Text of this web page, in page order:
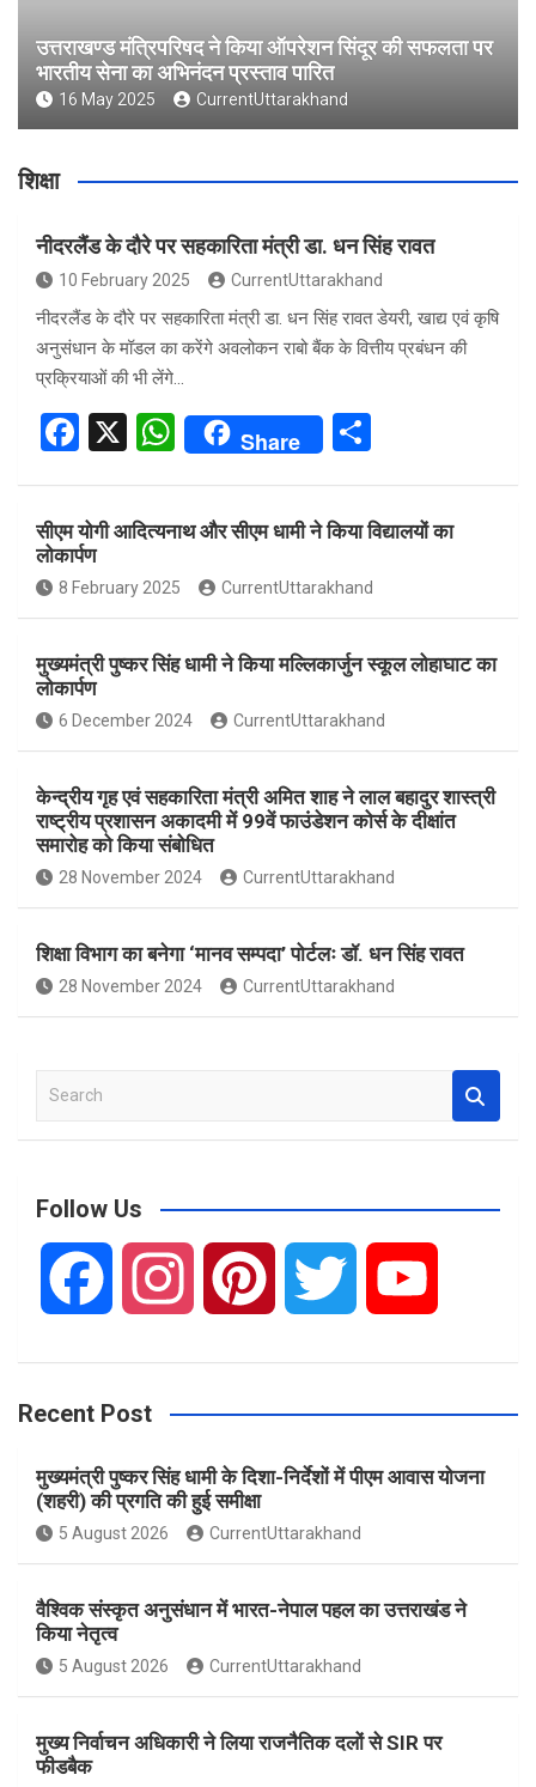
उत्तराखण्ड मंत्रिपरिषद ने किया ऑपरेशन सिंदूर की सफलता पर
भारतीय सेना का अभिनंदन प्रस्ताव पारित
16 May 2025 CurrentUttarakhand
शिक्षा
नीदरलैंड के दौरे पर सहकारिता मंत्री डा. धन सिंह रावत
10 February 2025 CurrentUttarakhand
नीदरलैंड के दौरे पर सहकारिता मंत्री डा. धन सिंह रावत डेयरी, खाद्य एवं कृषि
अनुसंधान के मॉडल का करेंगे अवलोकन राबो बैंक के वित्तीय प्रबंधन की
प्रक्रियाओं की भी लेंगे…
F
ce
b
o
o
k
X
W
s
A
p
p
Share
ar
e
सीएम योगी आदित्यनाथ और सीएम धामी ने किया विद्यालयों का
लोकार्पण
8 February 2025 CurrentUttarakhand
मुख्यमंत्री पुष्कर सिंह धामी ने किया मल्लिकार्जुन स्कूल लोहाघाट का
लोकार्पण
6 December 2024 CurrentUttarakhand
केन्द्रीय गृह एवं सहकारिता मंत्री अमित शाह ने लाल बहादुर शास्त्री
राष्ट्रीय प्रशासन अकादमी में 99वें फाउंडेशन कोर्स के दीक्षांत
समारोह को किया संबोधित
28 November 2024 CurrentUttarakhand
शिक्षा विभाग का बनेगा ‘मानव सम्पदा’ पोर्टलः डॉ. धन सिंह रावत
28 November 2024 CurrentUttarakhand
a
c
Follow Us
c
e
b
o
s
t
a
n
e
i
t
u
u
Recent Post
मुख्यमंत्री पुष्कर सिंह धामी के दिशा-निर्देशों में पीएम आवास योजना
(शहरी) की प्रगति की हुई समीक्षा
5 August 2026 CurrentUttarakhand
वैश्विक संस्कृत अनुसंधान में भारत-नेपाल पहल का उत्तराखंड ने
किया नेतृत्व
5 August 2026 CurrentUttarakhand
मुख्य निर्वाचन अधिकारी ने लिया राजनैतिक दलों से SIR पर
फीडबैक